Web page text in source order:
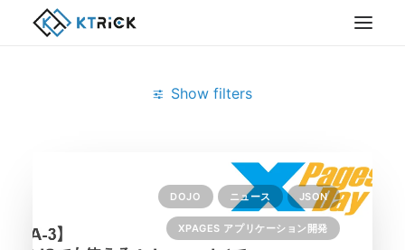
Show filters
DOJO ニュース JSON
XPAGES アプリケーション開発